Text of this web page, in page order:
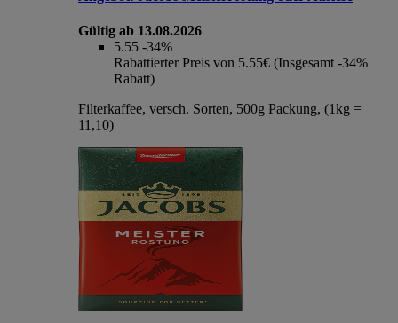
Gültig ab 13.08.2026
5.55 -34%
Rabattierter Preis von 5.55€ (Insgesamt -34%
Rabatt)
Filterkaffee, versch. Sorten, 500g Packung, (1kg =
11,10)